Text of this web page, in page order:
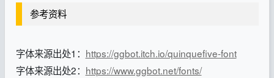
参考资料
字体来源出处1： https://ggbot.itch.io/quinquefive-font
字体来源出处2： https://www.ggbot.net/fonts/